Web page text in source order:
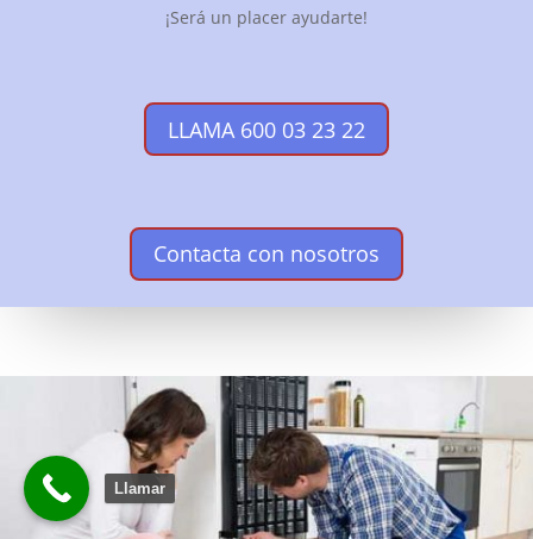
¡Será un placer ayudarte!
LLAMA 600 03 23 22
Contacta con nosotros
Llamar